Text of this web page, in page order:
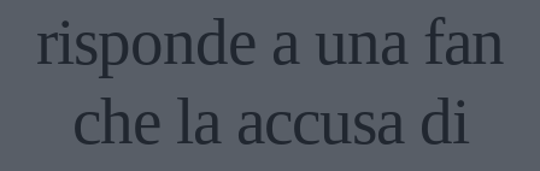
risponde a una fan
che la accusa di